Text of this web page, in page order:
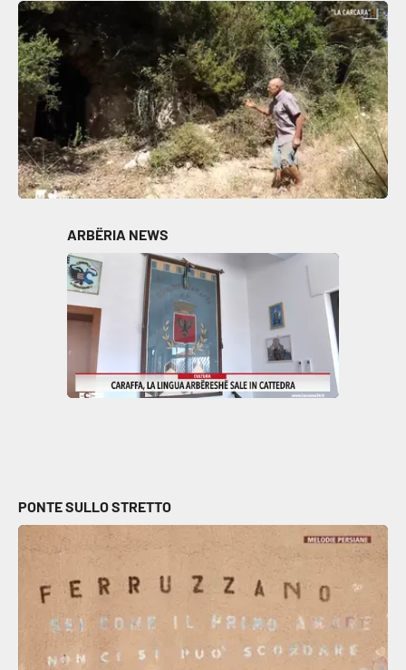
Sanità
Società
Sport
RUBRICHE
Good Morning Vietnam
Parchi Marini Calabria
Leggendo Alvaro insieme
Imprese Di Calabria
STREAMING
LaC TV
LaC Network
ARBËRIA NEWS
PONTE SULLO STRETTO